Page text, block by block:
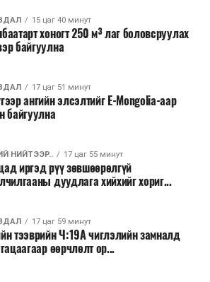
энэ нь гал унтраах ажиллагаанд
болзошгүйг онцолжээ.
15 цаг 40 минут
хоногт 250 м³ лаг боловсруулах
байгуулна
17 цаг 51 минут
ангийн элсэлтийг E-Mongolia-аар
байгуулна
НИЙТЭЭР.. 17 цаг 55 минут
иргэд рүү зөвшөөрөлгүй
дуудлага хийхийг хориг...
17 цаг 59 минут
тээврийн Ч:19А чиглэлийн замналд
өөрчлөлт ор...